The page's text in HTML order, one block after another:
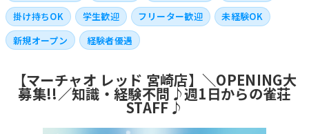
掛け持ちOK
学生歓迎 フリーター歓迎
未経験OK
新規オープン
経験者優遇
【マーチャオ レッド 宮崎店】＼OPENING大
募集!!／知識・経験不問♪週1日からの雀荘
STAFF♪